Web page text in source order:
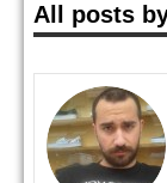
All posts by